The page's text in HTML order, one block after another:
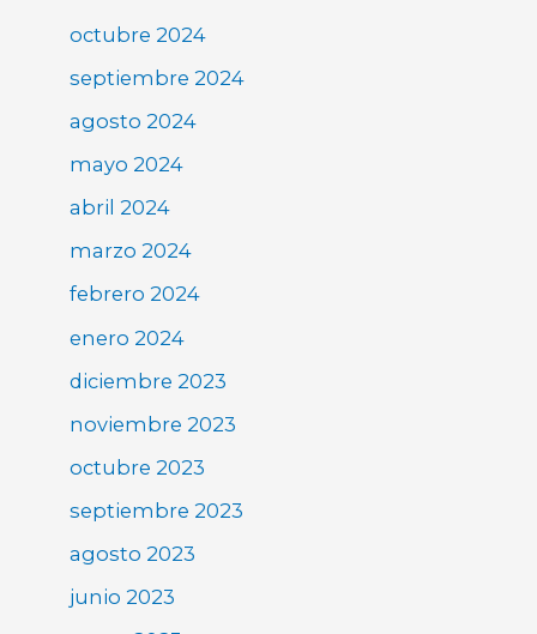
octubre 2024
septiembre 2024
agosto 2024
mayo 2024
abril 2024
marzo 2024
febrero 2024
enero 2024
diciembre 2023
noviembre 2023
octubre 2023
septiembre 2023
agosto 2023
junio 2023